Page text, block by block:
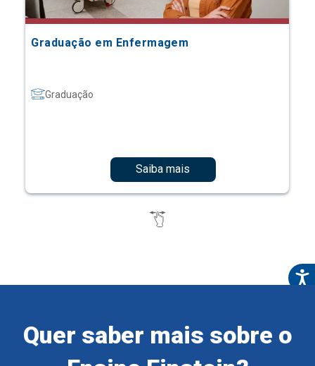
Graduação em Enfermagem
Graduação
Saiba mais
Quer saber mais sobre o